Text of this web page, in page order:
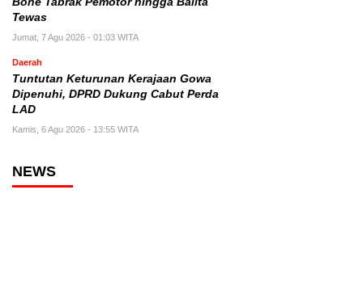
Tewas
Jumat, 7 Agu 2026 - 01:03 WITA
Daerah
Tuntutan Keturunan Kerajaan Gowa
Dipenuhi, DPRD Dukung Cabut Perda
LAD
Kamis, 6 Agu 2026 - 13:55 WITA
NEWS